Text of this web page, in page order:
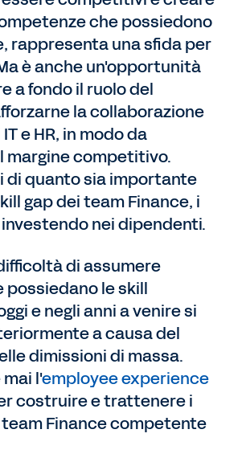
che possiedono
rappresenta una sfida per
è anche un'opportunità
a fondo il ruolo del
la collaborazione
e HR, in modo da
margine competitivo.
di quanto sia importante
gap dei team Finance, i
nei dipendenti.
di assumere
possiedano le skill
e negli anni a venire si
a causa del
dimissioni di massa.
l'employee experience
costruire e trattenere i
Finance competente